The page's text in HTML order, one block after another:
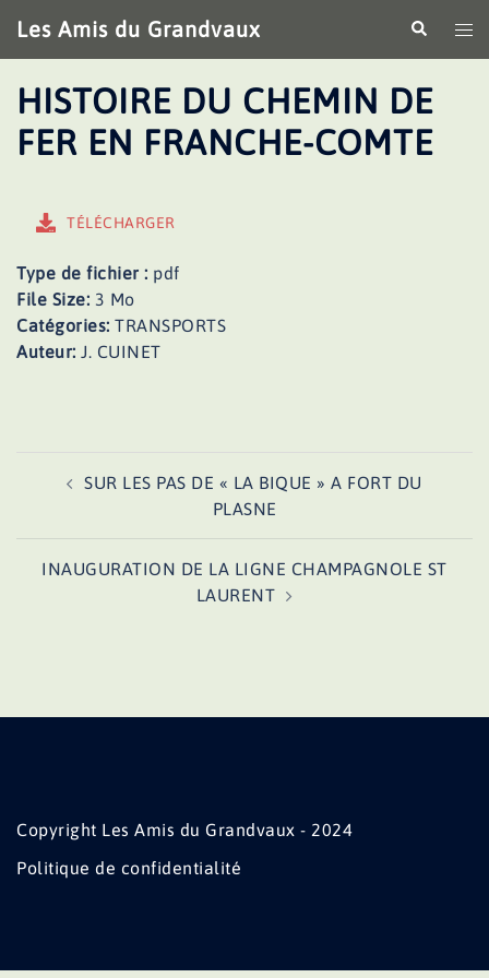
au
contenu
Les Amis du Grandvaux
le
HISTOIRE DU CHEMIN DE
FER EN FRANCHE-COMTE
TÉLÉCHARGER
Type de fichier : pdf
File Size: 3 Mo
Catégories: TRANSPORTS
Auteur: J. CUINET
d’articleSUR LES PAS DE « LA BIQUE » A FORT DU
PLASNE
INAUGURATION DE LA LIGNE CHAMPAGNOLE ST
LAURENT
Copyright Les Amis du Grandvaux - 2024
Politique de confidentialité